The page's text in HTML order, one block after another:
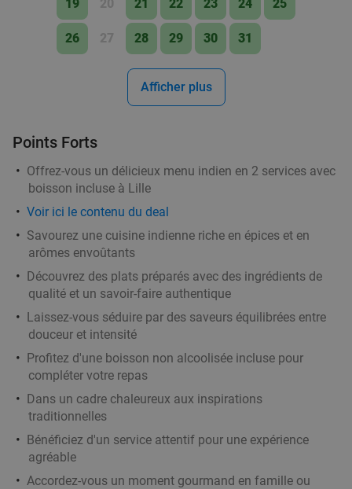
Le Burger Queen by Ben
Mouscron
Vendu : 51 Régulier
2- of 3-gangenlunch of -diner à la carte aan de
Belgisch-Franse grens
Estaminet Au fond de l'Eau
Comines-Warneton
Vendu : 175 Régulier 28€
24%
2- of 3-gangen keuzediner in Moeskroen
Demain Lu
Je
Moeskroen
Vendu : 16
23
19 20 21 22 23 24 25
26 27 28 29 30 31
Afficher plus
Points Forts
Offrez-vous un délicieux menu indien en 2 services avec
boisson incluse à Lille
Voir ici le contenu du deal
Savourez une cuisine indienne riche en épices et en
arômes envoûtants
Découvrez des plats préparés avec des ingrédients de
qualité et un savoir-faire authentique
Laissez-vous séduire par des saveurs équilibrées entre
douceur et intensité
Profitez d'une boisson non alcoolisée incluse pour
compléter votre repas
Dans un cadre chaleureux aux inspirations
traditionnelles
Bénéficiez d'un service attentif pour une expérience
agréable
Accordez-vous un moment gourmand en famille ou